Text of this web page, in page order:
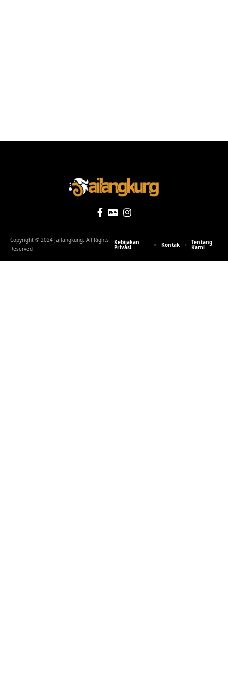
Copyright © 2024 Jailangkung. All Rights
Reserved
Kebijakan
Privasi Kontak Tentang
Kami